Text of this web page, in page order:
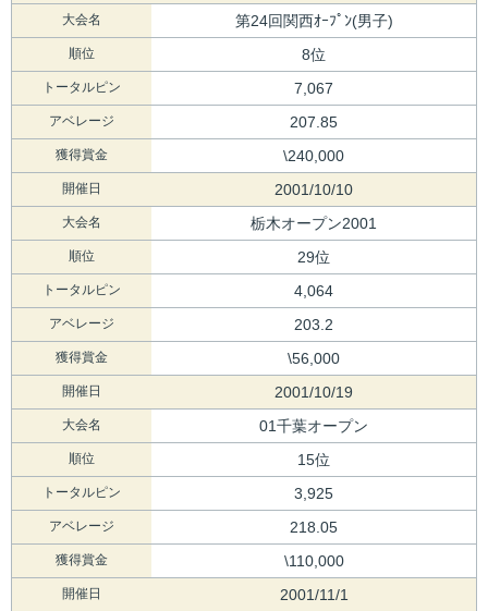
大会名 第24回関西ｵｰﾌﾟﾝ(男子)
順位 8位
トータルピン 7,067
アベレージ 207.85
獲得賞金 \240,000
開催日 2001/10/10
大会名 栃木オープン2001
順位 29位
トータルピン 4,064
アベレージ 203.2
獲得賞金 \56,000
開催日 2001/10/19
大会名 01千葉オープン
順位 15位
トータルピン 3,925
アベレージ 218.05
獲得賞金 \110,000
開催日 2001/11/1